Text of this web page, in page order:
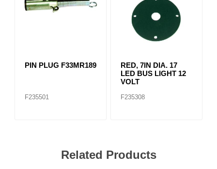
PIN PLUG F33MR189
F235501
RED, 7IN DIA. 17
LED BUS LIGHT 12
VOLT
F235308
Related Products